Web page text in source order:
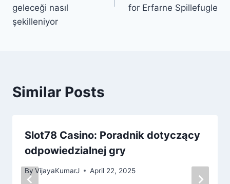
geleceği nasıl
şekilleniyor
for Erfarne Spillefugle
Similar Posts
Slot78 Casino: Poradnik dotyczący
odpowiedzialnej gry
By VijayaKumarJ April 22, 2025